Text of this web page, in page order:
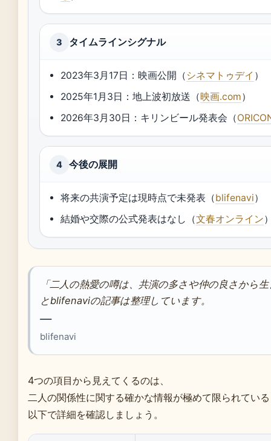
3 タイムラインシグナル
2023年3月17日：映画公開（ シネマトゥデイ ）
2025年1月3日：地上波初放送（映画.com）
2026年3月30日：キリンビール発表会（
4 今後の展開
将来の共演予定は現時点で未発表（blifenavi）
結婚や交際の公式発表はなし（文春オンライン
「二人の熱愛の噂は、共演の多さや仲の良さから
とblifenaviの記事は整理しています。
—
blifenavi
4つの項目から見えてくるのは、
二人の関係性に関する確かな情報が極めて限られてい
以下で詳細を確認しましょう。